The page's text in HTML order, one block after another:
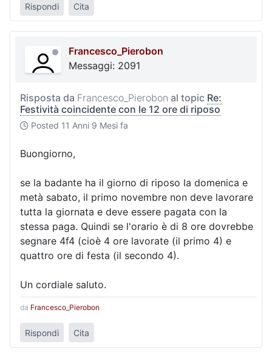
Rispondi Cita
Francesco_Pierobon
Messaggi: 2091
Risposta da Francesco_Pierobon al topic Re:
Festività coincidente con le 12 ore di riposo
Posted 11 Anni 9 Mesi fa
Buongiorno,
se la badante ha il giorno di riposo la domenica e
metà sabato, il primo novembre non deve lavorare
tutta la giornata e deve essere pagata con la
stessa paga. Quindi se l'orario è di 8 ore dovrebbe
segnare 4f4 (cioè 4 ore lavorate (il primo 4) e
quattro ore di festa (il secondo 4).
Un cordiale saluto.
da Francesco_Pierobon
Rispondi Cita